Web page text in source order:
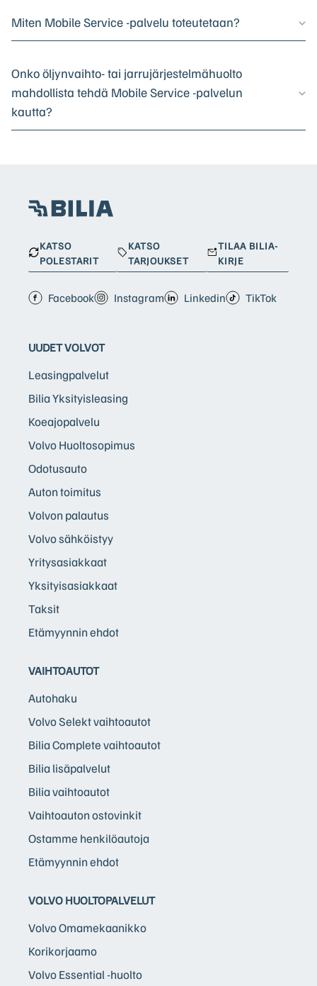
Miten Mobile Service -palvelu toteutetaan?
Onko öljynvaihto- tai jarrujärjestelmähuolto
mahdollista tehdä Mobile Service -palvelun
kautta?
KATSO
POLESTARIT
KATSO
TARJOUKSET
TILAA BILIA-
KIRJE
Facebook Instagram Linkedin TikTok
UUDET VOLVOT
Leasingpalvelut
Bilia Yksityisleasing
Koeajopalvelu
Volvo Huoltosopimus
Odotusauto
Auton toimitus
Volvon palautus
Volvo sähköistyy
Yritysasiakkaat
Yksityisasiakkaat
Taksit
Etämyynnin ehdot
VAIHTOAUTOT
Autohaku
Volvo Selekt vaihtoautot
Bilia Complete vaihtoautot
Bilia lisäpalvelut
Bilia vaihtoautot
Vaihtoauton ostovinkit
Ostamme henkilöautoja
Etämyynnin ehdot
VOLVO HUOLTOPALVELUT
Volvo Omamekaanikko
Korikorjaamo
Volvo Essential -huolto